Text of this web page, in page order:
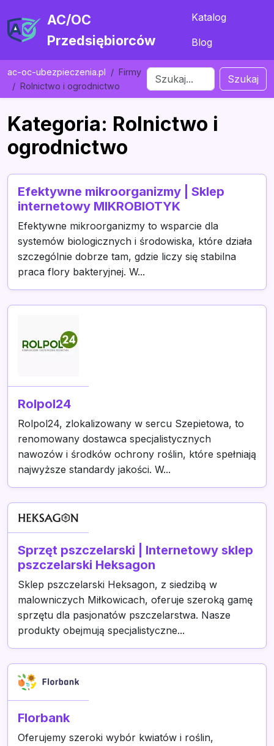
AC/OC
Przedsiębiorców
Katalog
Blog
ac-oc-ubezpieczenia.pl
Firmy
Rolnictwo i ogrodnictwo
Szukaj
Kategoria: Rolnictwo i
ogrodnictwo
Efektywne mikroorganizmy | Sklep
internetowy MIKROBIOTYK
Efektywne mikroorganizmy to wsparcie dla
systemów biologicznych i środowiska, które działa
szczególnie dobrze tam, gdzie liczy się stabilna
praca flory bakteryjnej. W...
Rolpol24
Rolpol24, zlokalizowany w sercu Szepietowa, to
renomowany dostawca specjalistycznych
nawozów i środków ochrony roślin, które spełniają
najwyższe standardy jakości. W...
Sprzęt pszczelarski | Internetowy sklep
pszczelarski Heksagon
Sklep pszczelarski Heksagon, z siedzibą w
malowniczych Miłkowicach, oferuje szeroką gamę
sprzętu dla pasjonatów pszczelarstwa. Nasze
produkty obejmują specjalistyczne...
Florbank
Oferujemy szeroki wybór kwiatów i roślin,